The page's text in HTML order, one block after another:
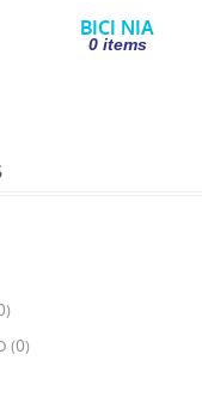
BICI NIA
0 items
(0)